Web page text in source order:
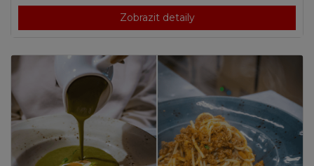
Zobrazit detaily